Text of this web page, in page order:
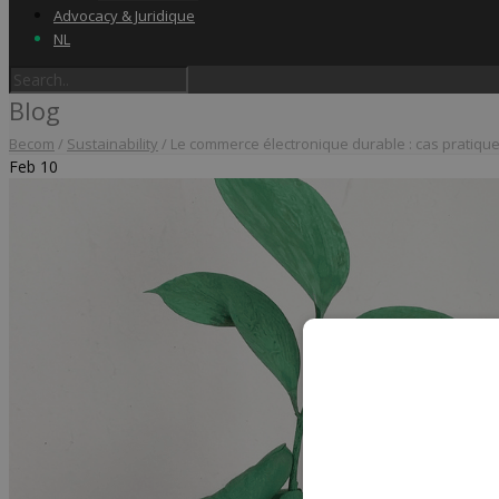
Advocacy & Juridique
NL
Blog
Becom / Sustainability / Le commerce électronique durable : cas
Feb 10